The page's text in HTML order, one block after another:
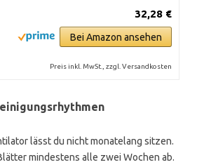
32,28 €
Bei Amazon ansehen
Preis inkl. MwSt., zzgl. Versandkosten
lässt du nicht monatelang sitzen.
mindestens alle zwei Wochen ab.